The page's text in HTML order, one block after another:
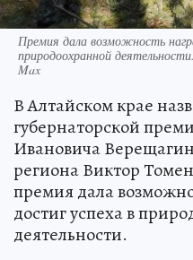
Премия дала возможность
природоохранной
Max
В Алтайском крае
губернаторской
Ивановича
региона Виктор
премия дала
достиг успеха в
деятельности.